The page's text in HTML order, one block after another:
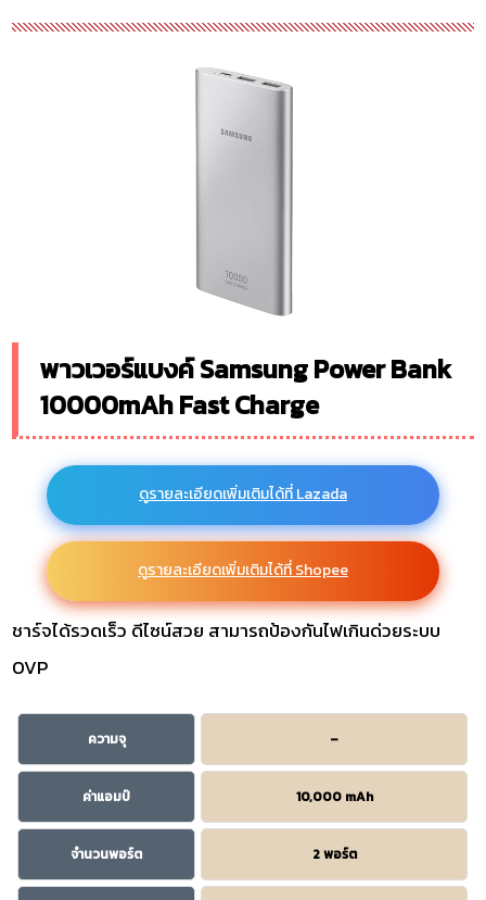
พาวเวอร์แบงค์ Samsung Power Bank
10000mAh Fast Charge
ดูรายละเอียดเพิ่มเติมได้ที่ Lazada
ดูรายละเอียดเพิ่มเติมได้ที่ Shopee
ชาร์จได้รวดเร็ว ดีไซน์สวย สามารถป้องกันไฟเกินด่วยระบบ
OVP
ความจุ –
ค่าแอมป์ 10,000 mAh
จำนวนพอร์ต 2 พอร์ต